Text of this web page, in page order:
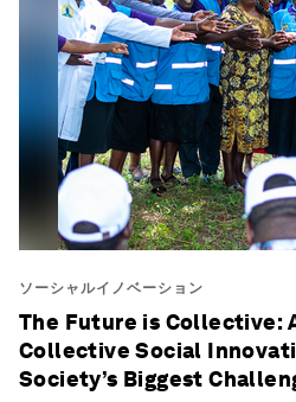
ソーシャルイノベーション
The Future is Collective:
Collective Social
Society’s Biggest